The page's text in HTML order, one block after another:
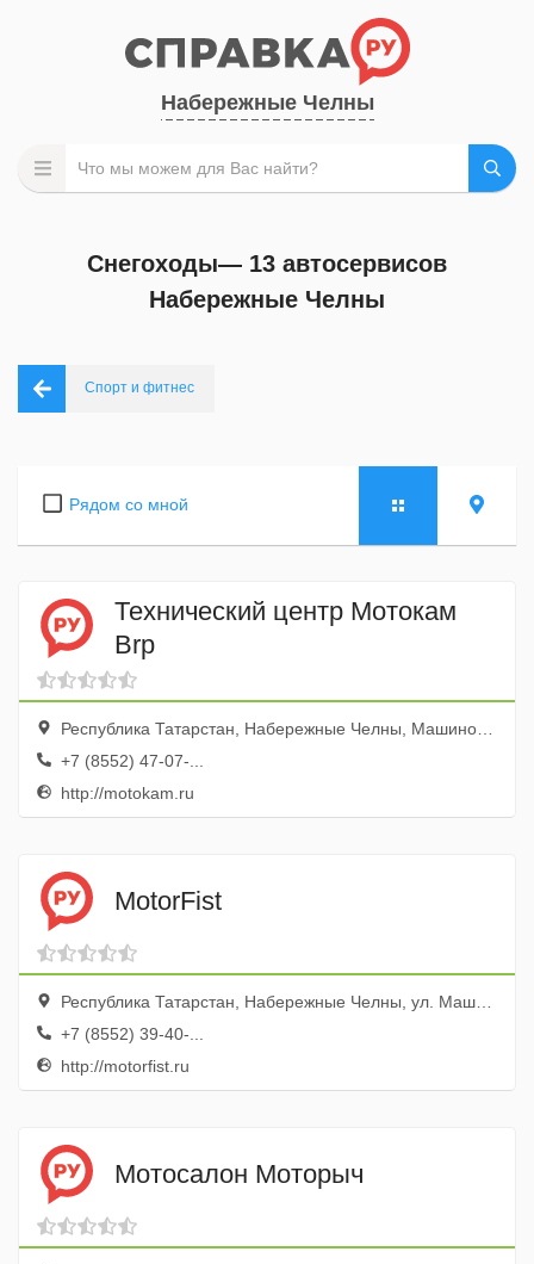
Набережные Челны
Снегоходы— 13 автосервисов
Набережные Челны
Спорт и фитнес
Рядом со мной
Технический центр Мотокам
Brp
Республика Татарстан, Набережные Челны, Машиностроительная улица, 103
+7 (8552) 47-07-...
http://motokam.ru
MotorFist
Республика Татарстан, Набережные Челны, ул. Машиностроительная, 11
+7 (8552) 39-40-...
http://motorfist.ru
Мотосалон Моторыч